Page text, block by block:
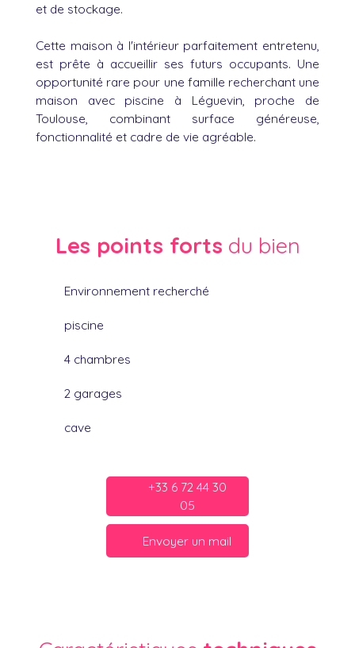
et de stockage.
Cette maison à l'intérieur parfaitement entretenu,
est prête à accueillir ses futurs occupants. Une
opportunité rare pour une famille recherchant une
maison avec piscine à Léguevin, proche de
Toulouse, combinant surface généreuse,
fonctionnalité et cadre de vie agréable.
Les points forts du bien
Environnement recherché
piscine
4 chambres
2 garages
cave
+33 6 72 44 30
05
Envoyer un mail